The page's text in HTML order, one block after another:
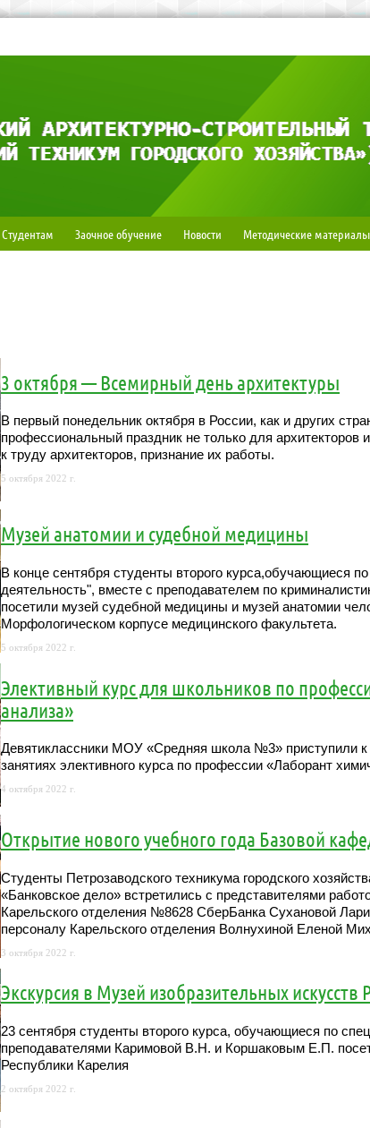
Студентам Заочное обучение Новости Методические материалы
3 октября — Всемирный день архитектуры
В первый понедельник октября в России, как и других
профессиональный праздник не только для архитекторов
к труду архитекторов, признание их работы.
5 октября 2022 г.
Музей анатомии и судебной медицины
В конце сентября студенты второго курса,обучающиеся
деятельность", вместе с преподавателем по
посетили музей судебной медицины и музей анатомии
Морфологическом корпусе медицинского факультета.
5 октября 2022 г.
Элективный курс для школьников по
анализа»
Девятиклассники МОУ «Средняя школа №3» приступили к
занятиях элективного курса по профессии «Лаборант
4 октября 2022 г.
Открытие нового учебного года Базовой
Студенты Петрозаводского техникума городского
«Банковское дело» встретились с представителями
Карельского отделения №8628 СберБанка Сухановой
персоналу Карельского отделения Волнухиной Еленой
3 октября 2022 г.
Экскурсия в Музей изобразительных искусств
23 сентября студенты второго курса, обучающиеся по
преподавателями Каримовой В.Н. и Коршаковым Е.П.
Республики Карелия
2 октября 2022 г.